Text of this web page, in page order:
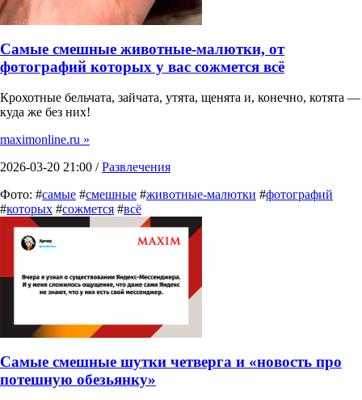
Самые смешные животные-малютки, от
фотографий которых у вас сожмется всё
Крохотные бельчата, зайчата, утята, щенята и, конечно, котята —
куда же без них!
maximonline.ru »
2026-03-20 21:00 /Развлечения
Фото: #самые #смешные #животные-малютки #фотографий
#которых #сожмется #всё
Самые смешные шутки четверга и «новость про
потешную обезьянку»